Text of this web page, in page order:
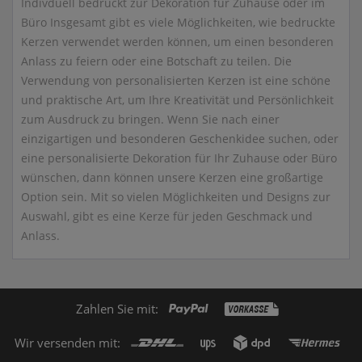
Büro Insgesamt gibt es viele Möglichkeiten, wie bedruckte
Kerzen verwendet werden können, um einen besonderen
Anlass zu feiern oder eine Botschaft zu teilen. Die
Verwendung von personalisierten Kerzen ist eine schöne
und praktische Art, um Ihre Kreativität und Persönlichkeit
zum Ausdruck zu bringen. Wenn Sie nach einer
einzigartigen und besonderen Geschenkidee suchen, oder
eine personalisierte Dekoration für Ihr Zuhause oder Büro
wünschen, dann können unsere Kerzen eine großartige
Option sein. Mit so vielen Möglichkeiten und Designs zur
Auswahl, gibt es eine Kerze für jeden Geschmack und
Anlass.
Zahlen Sie mit:
Wir versenden mit: